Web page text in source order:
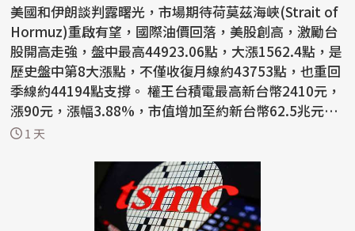
美國和伊朗談判露曙光，市場期待荷莫茲海峽(Strait of
Hormuz)重啟有望，國際油價回落，美股創高，激勵台
股開高走強，盤中最高44923.06點，大漲1562.4點，是
歷史盤中第8大漲點，不僅收復月線約43753點，也重回
季線約44194點支撐。 權王台積電最高新台幣2410元，
漲90元，漲幅3.88%，市值增加至約新台幣62.5兆元。
截至...
1 天